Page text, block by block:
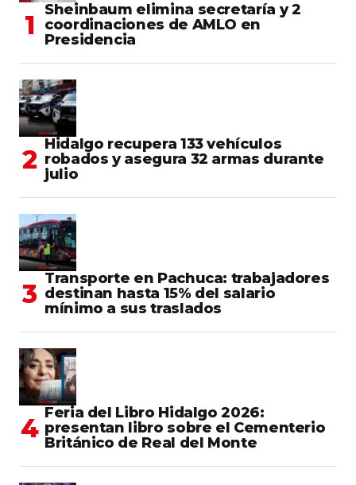
Sheinbaum elimina secretaría y 2
coordinaciones de AMLO en
Presidencia
Hidalgo recupera 133 vehículos
robados y asegura 32 armas durante
julio
Transporte en Pachuca: trabajadores
destinan hasta 15% del salario
mínimo a sus traslados
Feria del Libro Hidalgo 2026:
presentan libro sobre el Cementerio
Británico de Real del Monte